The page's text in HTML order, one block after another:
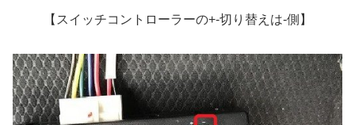
【スイッチコントローラーの+-切り替えは-側】